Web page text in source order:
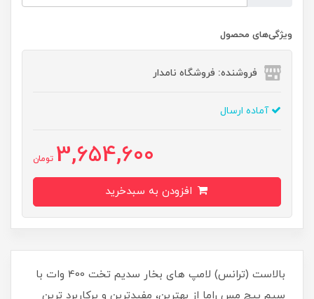
ویژگی‌های محصول
فروشنده: فروشگاه نامدار
آماده ارسال
3,654,600 تومان
بالاست (ترانس) لامپ های بخار سدیم تخت 400 وات با
سیم پیچ مس راما از بهترین، مفیدترین و پرکاربرد ترین